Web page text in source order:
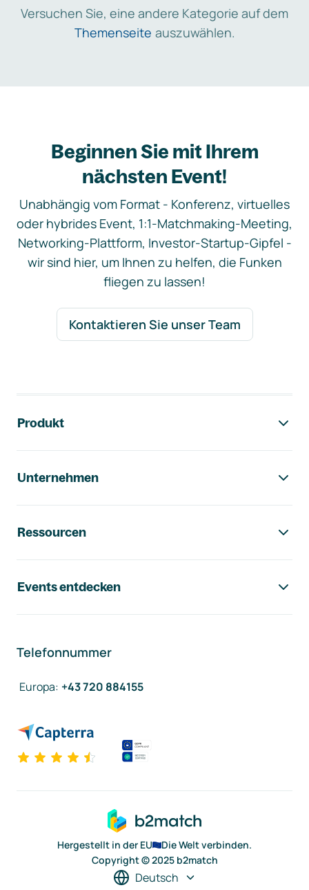
Versuchen Sie, eine andere Kategorie auf dem
Themenseite auszuwählen.
Beginnen Sie mit Ihrem
nächsten Event!
Unabhängig vom Format - Konferenz, virtuelles
oder hybrides Event, 1:1-Matchmaking-Meeting,
Networking-Plattform, Investor-Startup-Gipfel -
wir sind hier, um Ihnen zu helfen, die Funken
fliegen zu lassen!
Kontaktieren Sie unser Team
Produkt
Unternehmen
Ressourcen
Events entdecken
Telefonnummer
Europa: +43 720 884155
Hergestellt in der EU
Die Welt verbinden.
Copyright © 2025 b2match
Deutsch